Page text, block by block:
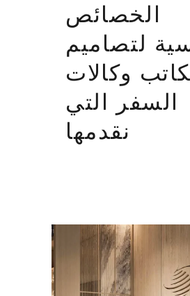
الخصائص
لتصاميم
وكالات
السفر التي
نقدمها